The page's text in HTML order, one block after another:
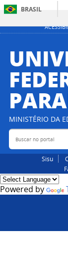
BRASIL
MINISTÉRIO DA
Buscar no portal
Sisu
Powered by